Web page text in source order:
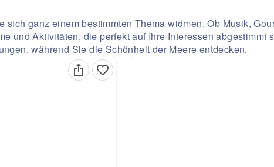
sich ganz einem bestimmten Thema widmen. Ob Musik,
und Aktivitäten, die perfekt auf Ihre Interessen
während Sie die Schönheit der Meere entdecken.